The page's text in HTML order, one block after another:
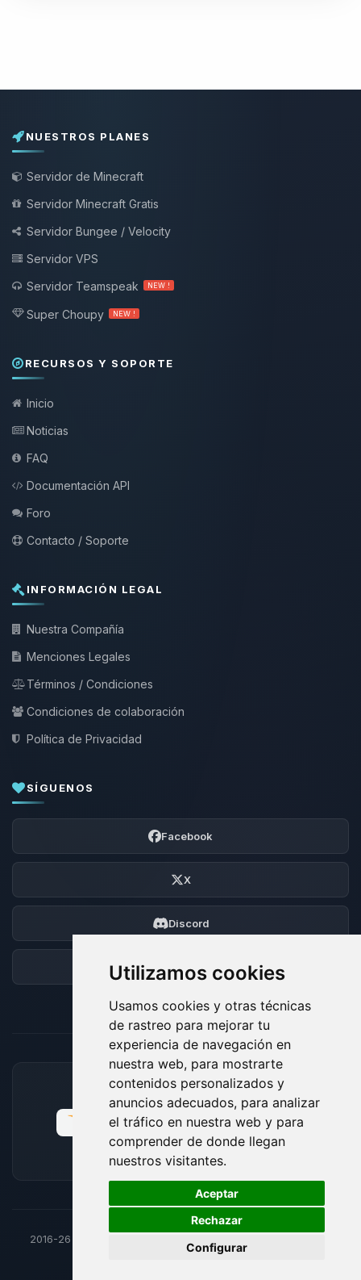
Utilizamos cookies
Usamos cookies y otras técnicas
de rastreo para mejorar tu
experiencia de navegación en
nuestra web, para mostrarte
contenidos personalizados y
anuncios adecuados, para analizar
el tráfico en nuestra web y para
comprender de donde llegan
nuestros visitantes.
Aceptar
Rechazar
Configurar
NUESTROS PLANES
Servidor de Minecraft
Servidor Minecraft Gratis
Servidor Bungee / Velocity
Servidor VPS
Servidor Teamspeak
NEW !
Super Choupy NEW !
RECURSOS Y SOPORTE
Inicio
Noticias
FAQ
Documentación API
Foro
Contacto / Soporte
INFORMACIÓN LEGAL
Nuestra Compañía
Menciones Legales
Términos / Condiciones
Condiciones de colaboración
Política de Privacidad
SÍGUENOS
Facebook
X
Discord
Foro
MÉTODOS DE PAGO ACEPTADOS
2016-26
🍪